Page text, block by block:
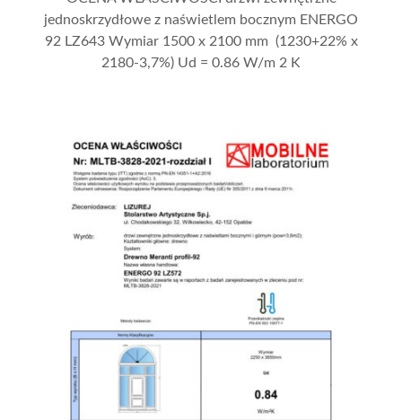
jednoskrzydłowe z naświetlem bocznym ENERGO
92 LZ643 Wymiar 1500 x 2100 mm (1230+22% x
2180-3,7%) Ud = 0.86 W/m 2 K